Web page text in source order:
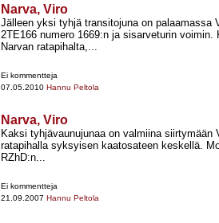
Narva, Viro
Jälleen yksi tyhjä transitojuna on palaamassa
2TE166 numero 1669:n ja sisarveturin voimin.
Narvan ratapihalta,...
Ei kommentteja
07.05.2010 Hannu Peltola
Narva, Viro
Kaksi tyhjävaunujunaa on valmiina siirtymään
ratapihalla syksyisen kaatosateen keskellä.
RZhD:n...
Ei kommentteja
21.09.2007 Hannu Peltola